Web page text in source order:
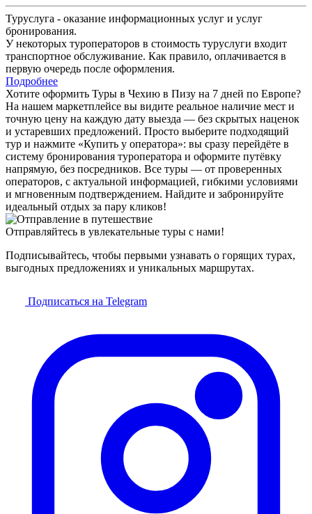
Туруслуга - оказание информационных услуг и услуг
бронирования.
У некоторых туроператоров в стоимость туруслуги входит
транспортное обслуживание. Как правило, оплачивается в
первую очередь после оформления.
Подробнее
Хотите оформить Туры в Чехию в Пизу на 7 дней по Европе?
На нашем маркетплейсе вы видите реальное наличие мест и
точную цену на каждую дату выезда — без скрытых наценок
и устаревших предложений. Просто выберите подходящий
тур и нажмите «Купить у оператора»: вы сразу перейдёте в
систему бронирования туроператора и оформите путёвку
напрямую, без посредников. Все туры — от проверенных
операторов, с актуальной информацией, гибкими условиями
и мгновенным подтверждением. Найдите и забронируйте
идеальный отдых за пару кликов!
Отправляйтесь в увлекательные туры с нами!
Подписывайтесь, чтобы первыми узнавать о горящих турах,
выгодных предложениях и уникальных маршрутах.
Подписаться на Telegram